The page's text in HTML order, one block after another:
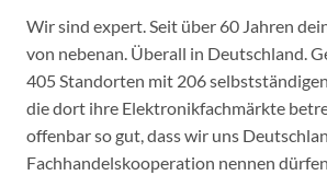
Wir sind expert. Seit über 60 Jahren
von nebenan. Überall in Deutschland.
405 Standorten mit 206
die dort ihre Elektronikfachmärkte
offenbar so gut, dass wir uns
Fachhandelskooperation nennen